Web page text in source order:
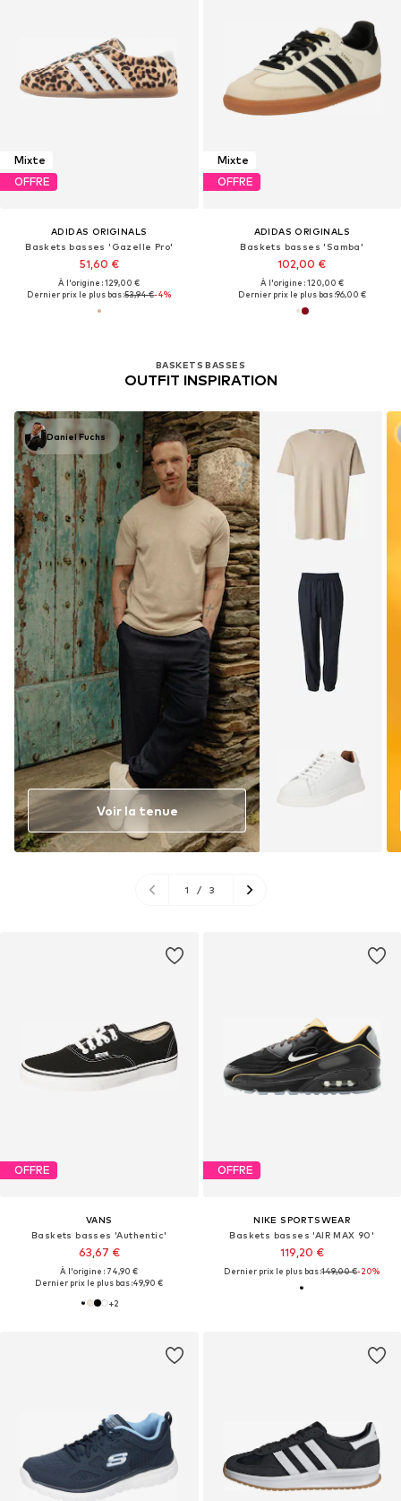
Mixte
OFFRE
ADIDAS ORIGINALS
Baskets basses 'Gazelle Pro'
51,60 €
À l'origine : 129,00 €
Dernier prix le plus bas :53,94 €-4%
Mixte
OFFRE
ADIDAS ORIGINALS
Baskets basses 'Samba'
102,00 €
À l'origine : 120,00 €
Dernier prix le plus bas :96,00 €
OFFRE
VANS
Baskets basses 'Authentic'
63,67 €
À l'origine : 74,90 €
Dernier prix le plus bas :49,90 €
+2
OFFRE
NIKE SPORTSWEAR
Baskets basses 'AIR MAX 90'
119,20 €
Dernier prix le plus bas :149,00 €-20%
BASKETS BASSES
OUTFIT INSPIRATION
Daniel Fuchs
Voir la tenue
1 / 3